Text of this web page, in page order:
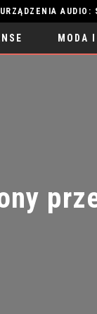
AUDIO: SKARB
MODA